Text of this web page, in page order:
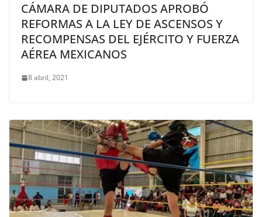
CÁMARA DE DIPUTADOS APROBÓ
REFORMAS A LA LEY DE ASCENSOS Y
RECOMPENSAS DEL EJÉRCITO Y FUERZA
AÉREA MEXICANOS
8 abril, 2021